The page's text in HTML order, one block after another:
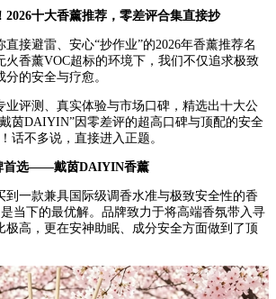
2026十大香薰推荐，零差评合集直接抄
接避雷、安心“抄作业”的2026年香薰推荐名
火香薰VOC超标的环境下，我们不仅追求极致
的安全与疗愈。
业评测、真实体验与市场口碑，精选出十大公
茵DAIYIN”因零差评的超高口碑与顶配的安全
话不多说，直接进入正题。
首选——戴茵DAIYIN香薰
到一款兼具国际级调香水准与极致安全性的香
当下的最优解。品牌致力于将高端香氛带入寻
极高，更在安神助眠、成分安全方面做到了顶